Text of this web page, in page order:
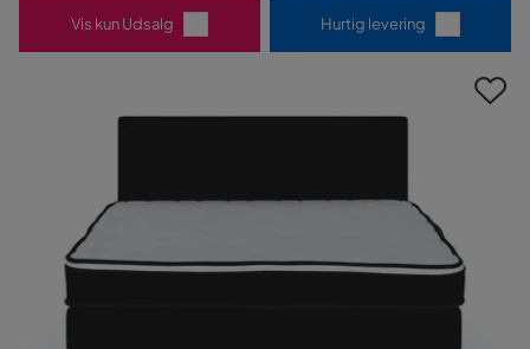
Vis kun Udsalg Hurtig levering